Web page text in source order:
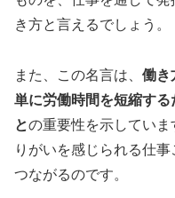
き方と言えるでしょう。
また、この名言は、 働き
単に労働時間を短縮す
との重要性を示してい
りがいを感じられる仕
つながるのです。